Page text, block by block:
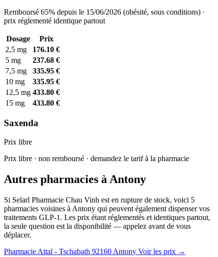
Remboursé 65% depuis le 15/06/2026 (obésité, sous conditions) ·
prix réglementé identique partout
Dosage
Prix
2,5 mg
176.10 €
5 mg
237.68 €
7,5 mg
335.95 €
10 mg
335.95 €
12,5 mg 433.80 €
15 mg
433.80 €
Saxenda
Prix libre
Prix libre · non remboursé · demandez le tarif à la pharmacie
Autres pharmacies à Antony
Si Selarl Pharmacie Chau Vinh est en rupture de stock, voici 5
pharmacies voisines à Antony qui peuvent également dispenser vos
traitements GLP-1. Les prix étant réglementés et identiques partout,
la seule question est la disponibilité — appelez avant de vous
déplacer.
Pharmacie Attal - Tschabath 92160 Antony Voir les prix →